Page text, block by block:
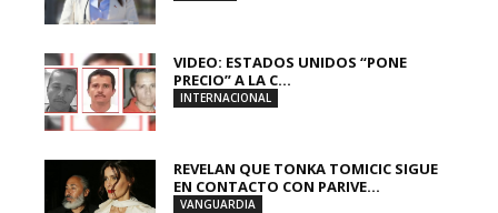
VIDEO: ESTADOS UNIDOS “PONE
PRECIO” A LA C...
INTERNACIONAL
REVELAN QUE TONKA TOMICIC SIGUE
EN CONTACTO CON PARIVE...
VANGUARDIA